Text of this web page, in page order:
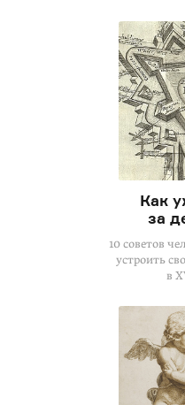
Как
за
10 советов
устроить
в